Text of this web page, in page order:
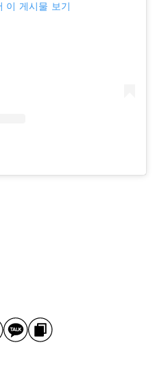
이 게시물 보기